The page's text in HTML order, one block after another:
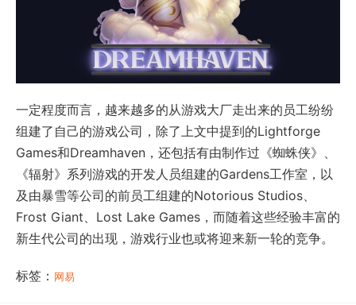
一定程度而言，越来越多的从游戏大厂走出来的员工纷纷
组建了自己的游戏公司，除了上文中提到的Lightforge
Games和Dreamhaven，还包括有由制作过《蜘蛛侠》、
《辐射》系列游戏的开发人员组建的Gardens工作室，以
及由暴雪等公司的前员工组建的Notorious Studios、
Frost Giant、Lost Lake Games，而随着这些经验丰富的
新生代公司的出现，游戏行业也或将迎来新一轮的竞争。
标签： 网易